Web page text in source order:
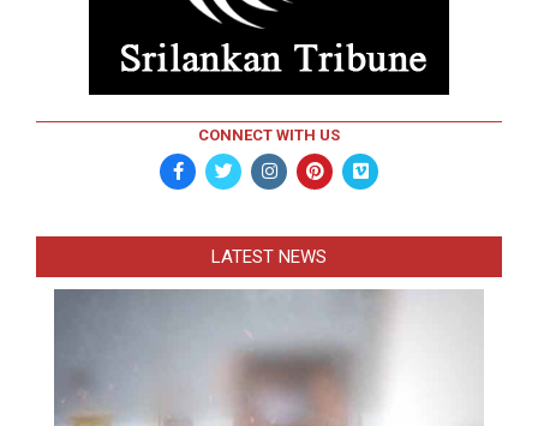
CONNECT WITH US
LATEST NEWS